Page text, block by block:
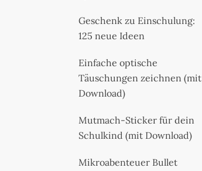
Geschenk zu Einschulung:
125 neue Ideen
Einfache optische
Täuschungen zeichnen (mit
Download)
Mutmach-Sticker für dein
Schulkind (mit Download)
Mikroabenteuer Bullet